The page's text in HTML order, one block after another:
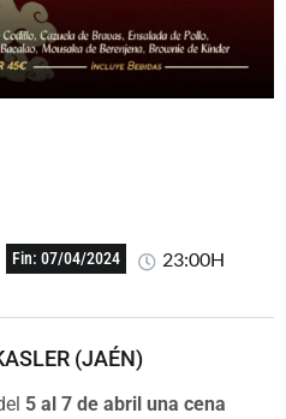
Fin: 07/04/2024 23:00H
(JAÉN)
5 al 7 de abril una cena